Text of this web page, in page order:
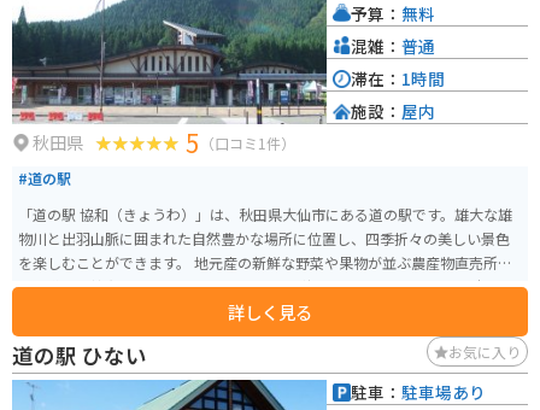
秋田県 5 （口コミ1件）
#道の駅
「道の駅 協和（きょうわ）」は、秋田県大仙市にある道の駅です。雄大な雄
物川と出羽山脈に囲まれた自然豊かな場所に位置し、四季折々の美しい景色
を楽しむことができます。 地元産の新鮮な野菜や果物が並ぶ農産物直売所
は、道の駅協和の目 highlight です。特に、秋田県を代表するブランド米「あ
きたこまち」は、ここで買うのがおすすめです。また、併設のレストランで
は、地元食材をふんだんに使った料理が楽しめます。 バイクで訪れる際は、
道の駅から雄物川沿いを走るのがおすすめです。雄大な流れを間近に感じな
がら、爽快なツーリングを楽しめます。周辺には、温泉施設もあるので、ツ
詳しく見る
予算： 無料
混雑： 普通
滞在： 1時間
施設： 屋内
道の駅 ひない お気に入り
駐車： 駐車場あり